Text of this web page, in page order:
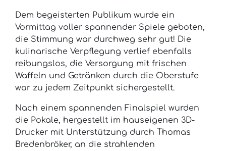
Dem begeisterten Publikum wurde ein
Vormittag voller spannender Spiele geboten,
die Stimmung war durchweg sehr gut! Die
kulinarische Verpflegung verlief ebenfalls
reibungslos, die Versorgung mit frischen
Waffeln und Getränken durch die Oberstufe
war zu jedem Zeitpunkt sichergestellt.
Nach einem spannenden Finalspiel wurden
die Pokale, hergestellt im hauseigenen 3D-
Drucker mit Unterstützung durch Thomas
Bredenbröker, an die strahlenden